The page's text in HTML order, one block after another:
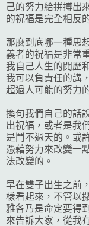
己的努力給拼搏出
的祝福是完全相反
那麼到底哪一種思
義者的祝福是非常
我自己人生的閱歷
我可以負責任的講
超過人可能的努力
換句我們自己的話
出祝福，或者是我
是鬥不過天的。或
憑藉努力來改變一
法改變的。
早在雙子出生之前
樣看起來，不管以
雅各乃是命定要得
來告訴大家，從我